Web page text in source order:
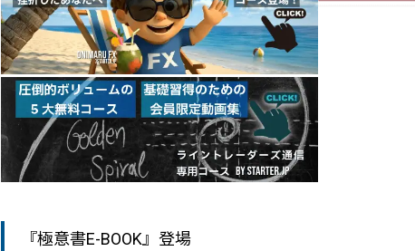
『極意書E-BOOK』登場